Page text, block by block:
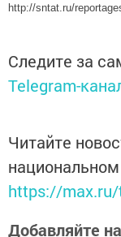
http://sntat.ru/
Следите за
Telegram-
Читайте
https://
Добавляйте